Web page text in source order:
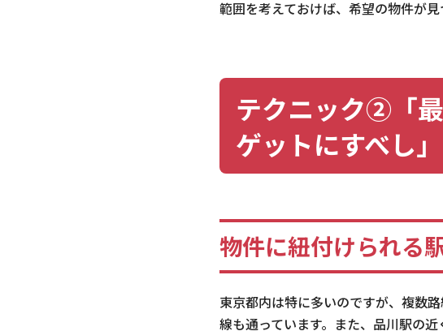
範囲を考えておけば、希望の物件が見
テクニック②「
ゲットにすべし」
物件に紐付けられる
東京都内は特に多いのですが、複数
線も通っています。また、品川駅の